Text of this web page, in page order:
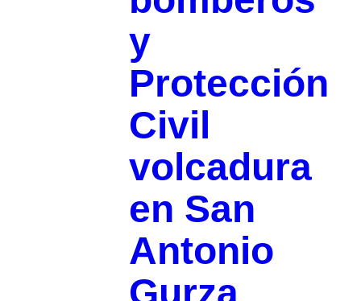
y
Protección
Civil
volcadura
en San
Antonio
Gurza